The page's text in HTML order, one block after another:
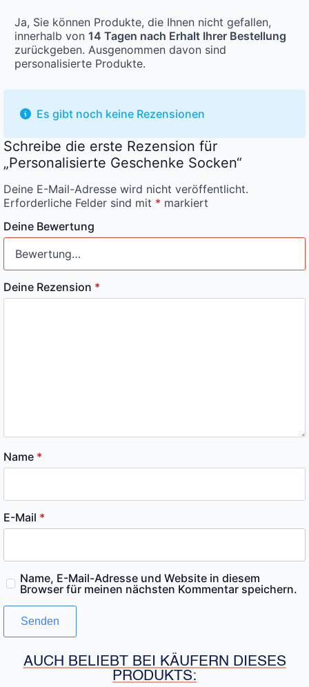
Ja, Sie können Produkte, die Ihnen nicht gefallen,
innerhalb von 14 Tagen nach Erhalt Ihrer Bestellung
zurückgeben. Ausgenommen davon sind
personalisierte Produkte.
Es gibt noch keine Rezensionen
Schreibe die erste Rezension für
„Personalisierte Geschenke Socken“
Deine E-Mail-Adresse wird nicht veröffentlicht.
Erforderliche Felder sind mit * markiert
Deine Bewertung
Deine Rezension *
Name *
E-Mail *
Name, E-Mail-Adresse und Website in diesem
Browser für meinen nächsten Kommentar speichern.
AUCH BELIEBT BEI KÄUFERN DIESES
PRODUKTS: